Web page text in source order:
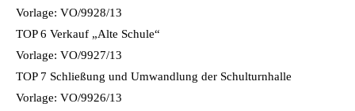
Vorlage: VO/9928/13
TOP 6 Verkauf „Alte Schule“
Vorlage: VO/9927/13
TOP 7 Schließung und Umwandlung der Schulturnhalle
Vorlage: VO/9926/13